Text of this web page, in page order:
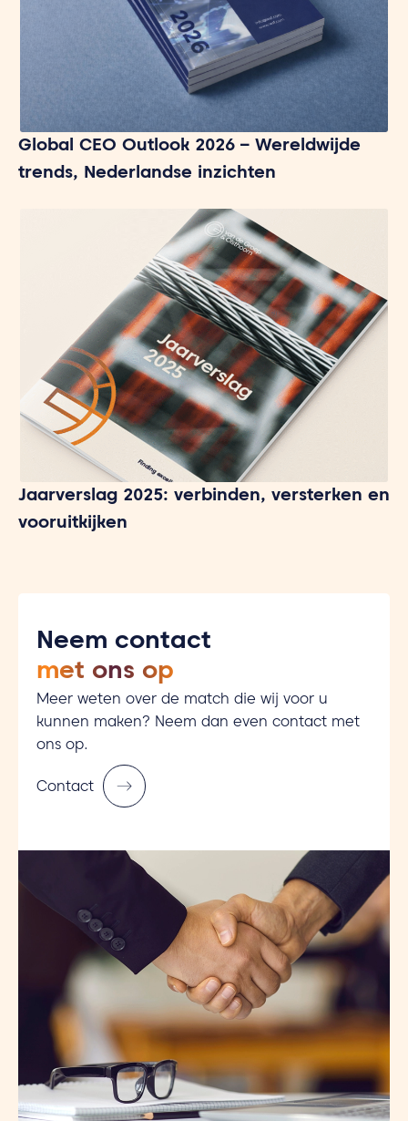
Global CEO Outlook 2026 – Wereldwijde
trends, Nederlandse inzichten
Jaarverslag 2025: verbinden, versterken en
vooruitkijken
Neem contact
met ons op
Meer weten over de match die wij voor u
kunnen maken? Neem dan even contact met
ons op.
Contact